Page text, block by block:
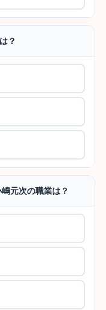
？
元次の職業は？